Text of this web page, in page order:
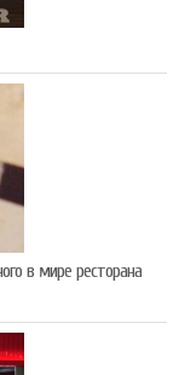
в мире ресторана